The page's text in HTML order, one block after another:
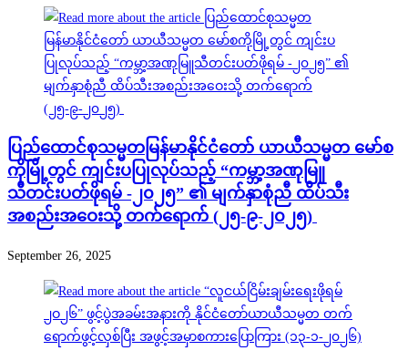
ပြည်ထောင်စုသမ္မတမြန်မာနိုင်ငံတော် ယာယီသမ္မတ မော်စ
ကိုမြို့တွင် ကျင်းပပြုလုပ်သည့် “ကမ္ဘာ့အဏုမြူ
သီတင်းပတ်ဖိုရမ် -၂၀၂၅” ၏ မျက်နှာစုံညီ ထိပ်သီး
အစည်းအဝေးသို့ တက်ရောက် (၂၅-၉-၂၀၂၅)
September 26, 2025